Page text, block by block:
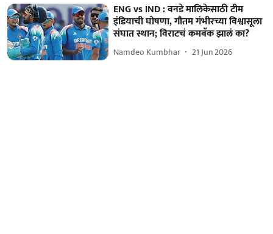
ENG vs IND : वनडे मालिकेसाठी टीम
इंडियाची घोषणा, गौतम गंभीरच्या विश्वासूला
संघात स्थान; विराटचं कमबॅक झालं का?
Namdeo Kumbhar 21 Jun 2026